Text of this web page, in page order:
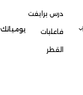
درس برايفت
فاعليات
القطر
يومياتك